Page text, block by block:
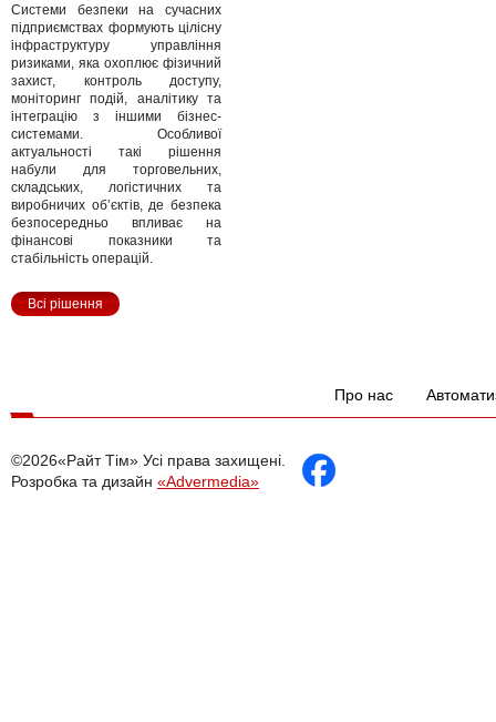
Системи безпеки на сучасних
підприємствах формують цілісну
інфраструктуру управління
ризиками, яка охоплює фізичний
захист, контроль доступу,
моніторинг подій, аналітику та
інтеграцію з іншими бізнес-
системами. Особливої
актуальності такі рішення
набули для торговельних,
складських, логістичних та
виробничих об’єктів, де безпека
безпосередньо впливає на
фінансові показники та
стабільність операцій.
Всі рішення
Про нас
©2026«Райт Тім» Усі права захищені.
Розробка та дизайн «Advermedia»